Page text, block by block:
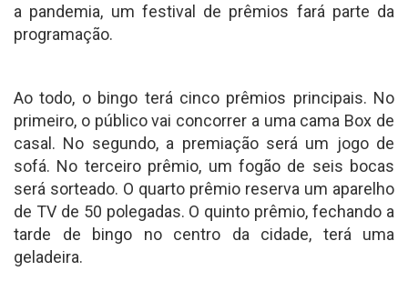
a pandemia, um festival de prêmios fará parte da
programação.
Ao todo, o bingo terá cinco prêmios principais. No
primeiro, o público vai concorrer a uma cama Box de
casal. No segundo, a premiação será um jogo de
sofá. No terceiro prêmio, um fogão de seis bocas
será sorteado. O quarto prêmio reserva um aparelho
de TV de 50 polegadas. O quinto prêmio, fechando a
tarde de bingo no centro da cidade, terá uma
geladeira.